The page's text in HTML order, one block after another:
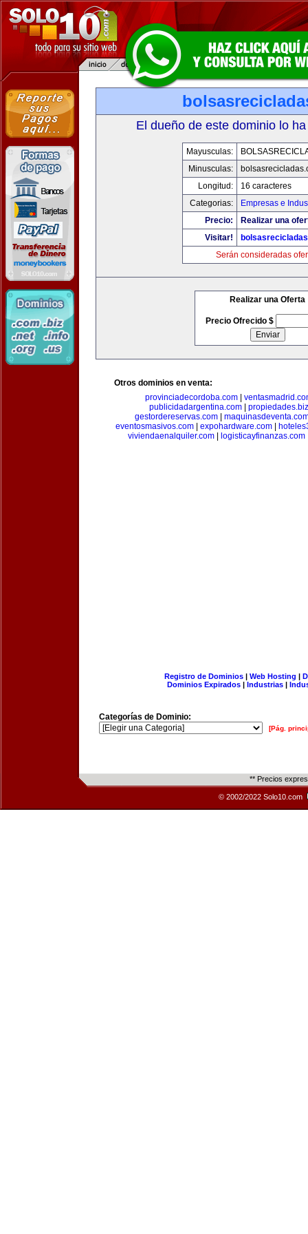
El dueño de este dominio lo
Mayusculas:
Minusculas:
Longitud:
16 caracteres
Categorias:
Empresas e
Precio:
Realizar una
Visitar!
Serán consideradas
Realizar una Oferta
Precio Ofrecido $
Otros dominios en venta:
provinciadecordoba.com
publicidadargentina.com| propiedades.biz
gestordereservas.com|
eventosmasivos.com
expohardware.com
viviendaenalquiler.com
logisticayfinanzas.com
Registro de Dominios| Web Hosting |
Dominios Expirados | Industrias |
Categorías de Dominio:
[Pág.
** Precios
© 2002/2022 Solo10.com